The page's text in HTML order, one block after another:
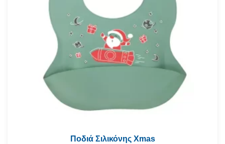
Ποδιά Σιλικόνης Xmas